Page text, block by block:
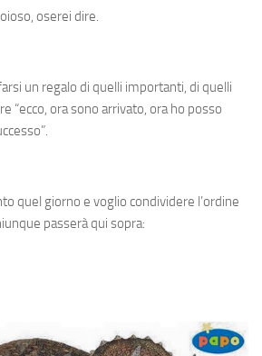
oserei dire.
un regalo di quelli importanti, di quelli
“ecco, ora sono arrivato, ora ho posso
quel giorno e voglio condividere l’ordine
passerà qui sopra: